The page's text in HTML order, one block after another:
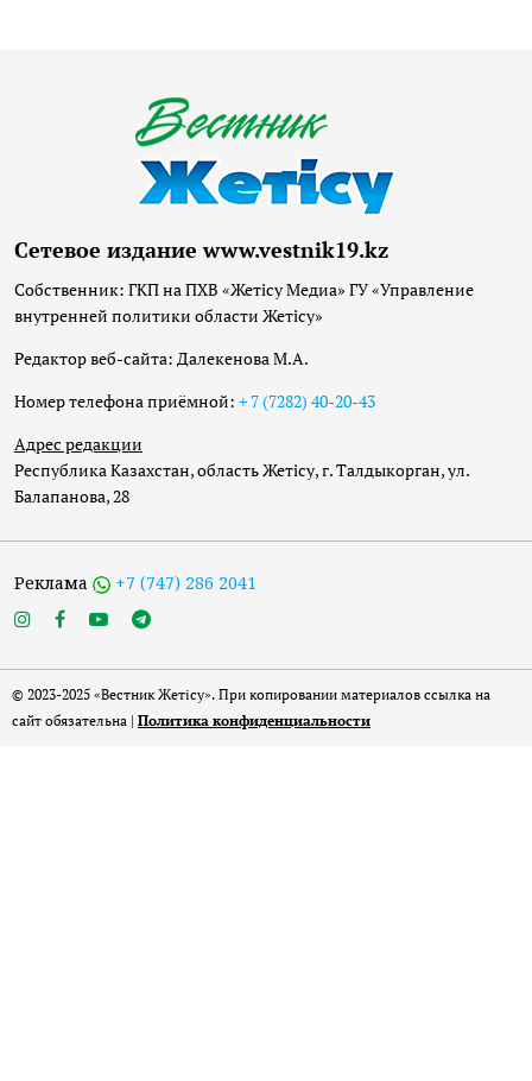
Сетевое издание www.vestnik19.kz
Собственник: ГКП на ПХВ «Жетісу Медиа» ГУ «Управление
внутренней политики области Жетісу»
Редактор веб-сайта: Далекенова М.А.
Номер телефона приёмной: + 7 (7282) 40-20-43
Адрес редакции
Республика Казахстан, область Жетісу, г. Талдыкорган, ул.
Балапанова, 28
Реклама +7 (747) 286 2041
© 2023-2025 «Вестник Жетісу». При копировании материалов ссылка на
сайт обязательна | Политика конфиденциальности